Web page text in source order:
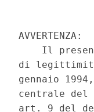
AVVERTENZA:
Il
di
gennaio
centrale del